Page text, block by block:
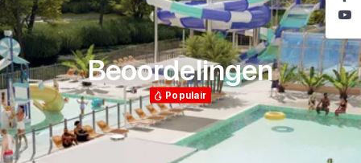
Beoordelingen
Populair